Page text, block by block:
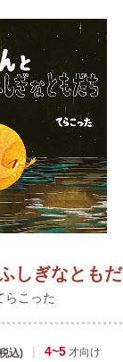
しぎなとも
らこった
込) | 4~5 才向け